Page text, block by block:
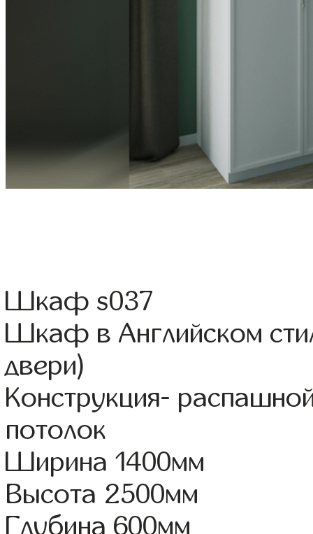
Шкаф s037
Шкаф в Английском
двери)
Конструкция-
потолок
Ширина 1400мм
Высота 2500мм
Глубина 600мм